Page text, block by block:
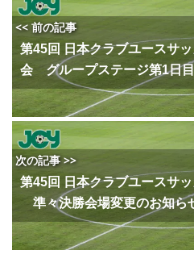
<< 前の記事
第45回 日本クラブユースサ
会 グループステージ第1日
次の記事 >>
第45回 日本クラブユースサ
準々決勝会場変更のお知ら